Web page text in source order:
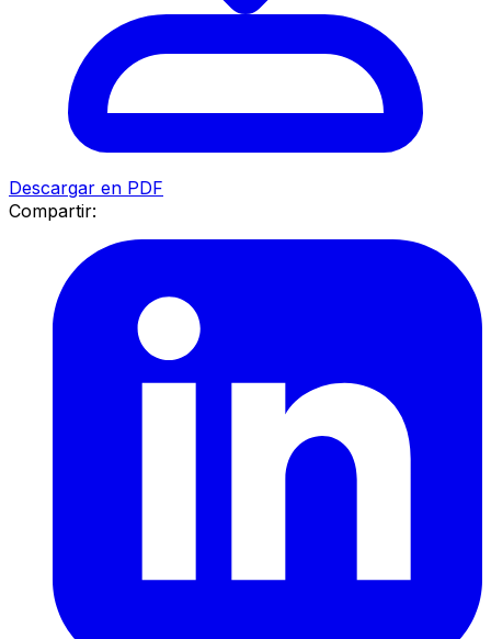
Descargar en PDF
Compartir: